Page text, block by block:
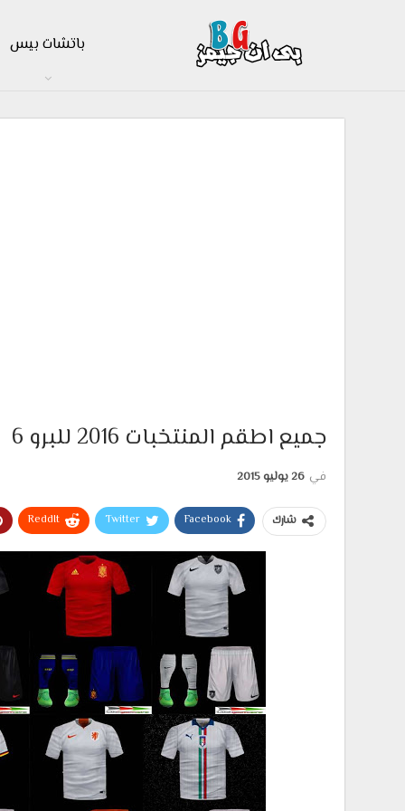
باتشات بيس
جميع اطقم المنتخبات 2016 للبرو 6
في 26 يوليو 2015
شارك Facebook
Twitter
ReddIt